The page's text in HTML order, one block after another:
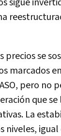
precios se
marcados
pero no
que se
La
niveles, igual